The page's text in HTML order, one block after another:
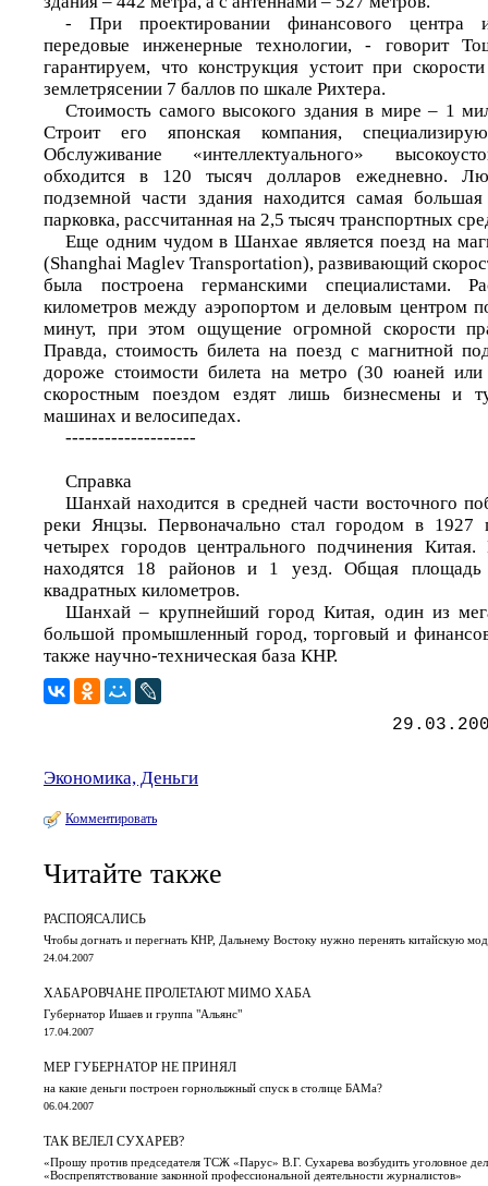
- При проектировании финансового центра
передовые инженерные технологии, - говорит
гарантируем, что конструкция устоит при
землетрясении 7 баллов по шкале Рихтера.
Стоимость самого высокого здания в мире – 1
Строит его японская компания,
Обслуживание «интеллектуального»
обходится в 120 тысяч долларов ежедневно.
подземной части здания находится самая
парковка, рассчитанная на 2,5 тысяч транспортных
Еще одним чудом в Шанхае является поезд на
(Shanghai Maglev Transportation), развивающий
была построена германскими специалистами.
километров между аэропортом и деловым центром
минут, при этом ощущение огромной скорости
Правда, стоимость билета на поезд с магнитной
дороже стоимости билета на метро (30 юаней
скоростным поездом ездят лишь бизнесмены и
машинах и велосипедах.
--------------------
Справка
Шанхай находится в средней части восточного
реки Янцзы. Первоначально стал городом в 1927
четырех городов центрального подчинения
находятся 18 районов и 1 уезд. Общая
квадратных километров.
Шанхай – крупнейший город Китая, один из
большой промышленный город, торговый и
также научно-техническая база КНР.
Экономика, Деньги
Комментировать
Читайте также
РАСПОЯСАЛИСЬ
Чтобы догнать и перегнать КНР, Дальнему Востоку нужно перенять китайскую
24.04.2007
ХАБАРОВЧАНЕ ПРОЛЕТАЮТ МИМО ХАБА
Губернатор Ишаев и группа "Альянс"
17.04.2007
МЕР ГУБЕРНАТОР НЕ ПРИНЯЛ
на какие деньги построен горнолыжный спуск в столице БАМа?
06.04.2007
ТАК ВЕЛЕЛ СУХАРЕВ?
«Прошу против председателя ТСЖ «Парус» В.Г. Сухарева возбудить уголовное
«Воспрепятствование законной профессиональной деятельности журналистов»